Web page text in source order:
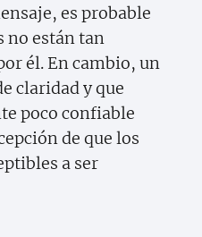
es probable
no están tan
él. En cambio, un
claridad y que
poco confiable
de que los
a ser